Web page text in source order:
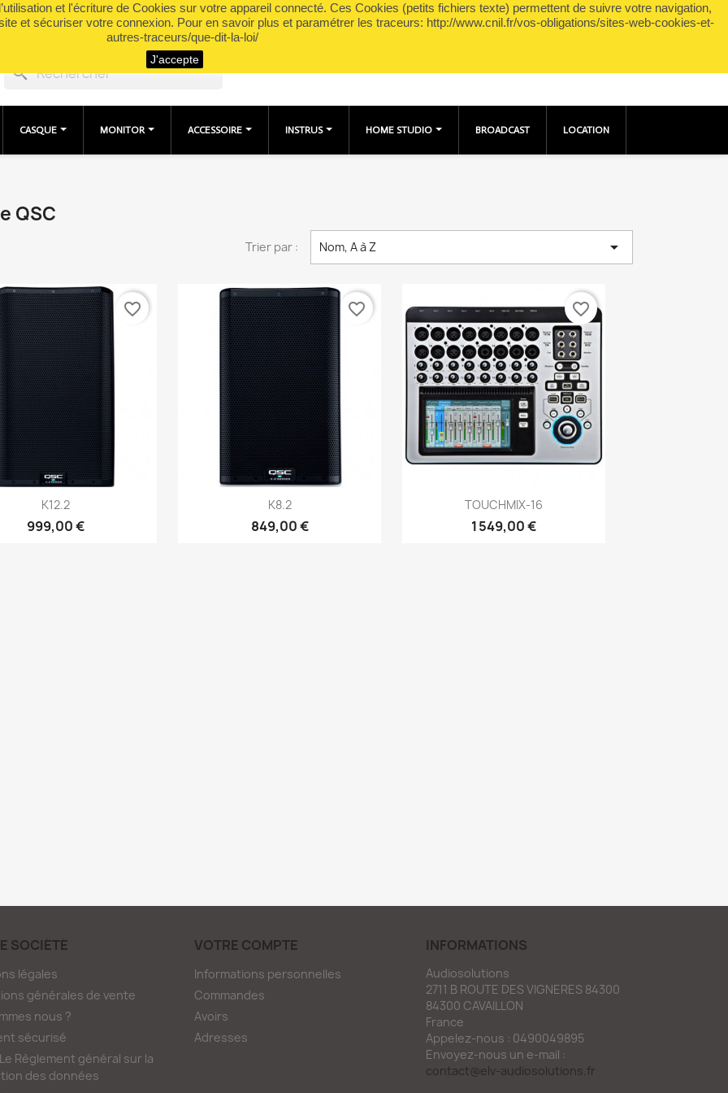
et l'écriture de Cookies sur votre appareil connecté. Ces Cookies (petits fichiers texte) permettent de suivre votre navigation,
et sécuriser votre connexion. Pour en savoir plus et paramétrer les traceurs: http://www.cnil.fr/vos-obligations/sites-web-cookies-et-
autres-traceurs/que-dit-la-loi/
J'accepte
Connexion shopping_cartPanier(0)
search
CASQUE MONITOR ACCESSOIRE INSTRUS HOME STUDIO BROADCAST LOCATION
QSC
Trier par : Nom, A à Z 
K12.2
999,00 €
Aperçu rapide
favorite_border
K8.2
849,00 €
Aperçu rapide
favorite_border
TOUCHMIX-16
1 549,00 €
Aperçu rapide
favorite_border
SOCIÉTÉ
légales
générales de vente
nous ?
sécurisé
Règlement général sur la
des données
VOTRE COMPTE
Informations personnelles
Commandes
Avoirs
Adresses
INFORMATIONS
Audiosolutions
2711 B ROUTE DES VIGNERES 84300
84300 CAVAILLON
France
Appelez-nous : 0490049895
Envoyez-nous un e-mail :
contact@elv-audiosolutions.fr